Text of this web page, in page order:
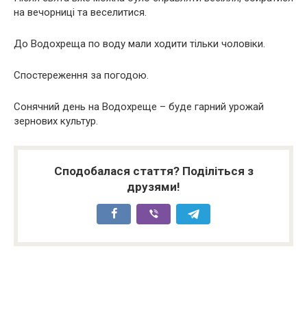
на вечорниці та веселитися.
До Водохреща по воду мали ходити тільки чоловіки.
Спостереження за погодою.
Сонячний день на Водохреще – буде гарний урожай
зернових культур.
Сподобалася стаття? Поділіться з
друзями!